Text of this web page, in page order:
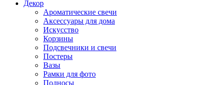
Декор
Ароматические свечи
Аксессуары для дома
Искусство
Корзины
Подсвечники и свечи
Постеры
Вазы
Рамки для фото
Подносы